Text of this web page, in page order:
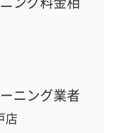
ニング業者
店